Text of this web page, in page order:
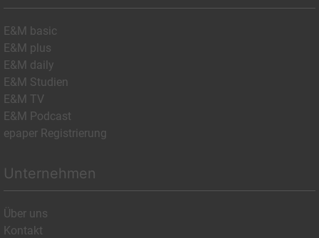
E&M basic
E&M plus
E&M daily
E&M Studien
E&M TV
E&M Podcast
epaper Registrierung
Unternehmen
Über uns
Kontakt